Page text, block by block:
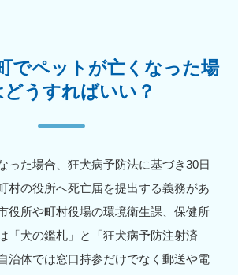
でペットが亡くなった場
どうすればいい？
った場合、狂犬病予防法に基づき30日
村の役所へ死亡届を提出する義務があ
役所や町村役場の環境衛生課、保健所
「犬の鑑札」と「狂犬病予防注射済
治体では窓口持参だけでなく郵送や電